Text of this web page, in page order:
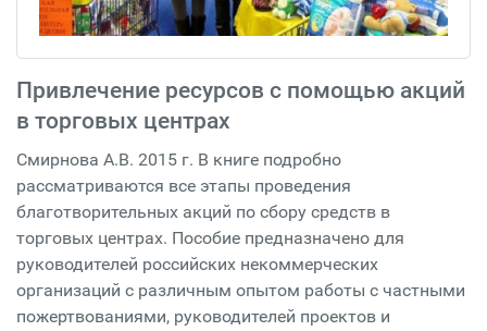
Привлечение ресурсов с помощью акций
в торговых центрах
Смирнова А.В. 2015 г. В книге подробно
рассматриваются все этапы проведения
благотворительных акций по сбору средств в
торговых центрах. Пособие предназначено для
руководителей российских некоммерческих
организаций с различным опытом работы с частными
пожертвованиями, руководителей проектов и